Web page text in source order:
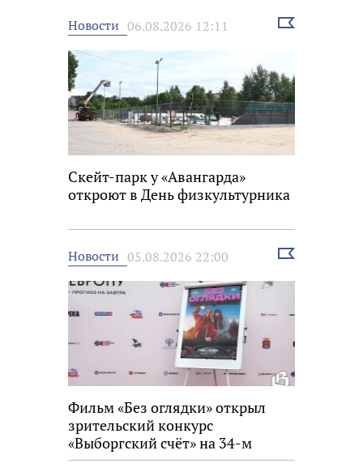
Новости 06.08.2026 12:11
Выбрать
Скейт-парк у «Авангарда»
откроют в День физкультурника
Новости 05.08.2026 22:00
Выбрать
Фильм «Без оглядки» открыл
зрительский конкурс
«Выборгский счёт» на 34-м
фестивале «Окно в Европу»